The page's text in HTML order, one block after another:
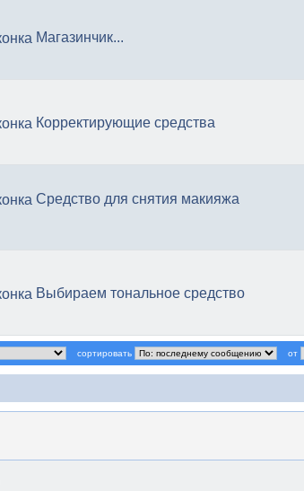
Магазинчик...
Корректирующие средства
Средство для снятия макияжа
Выбираем тональное средство
сортировать от